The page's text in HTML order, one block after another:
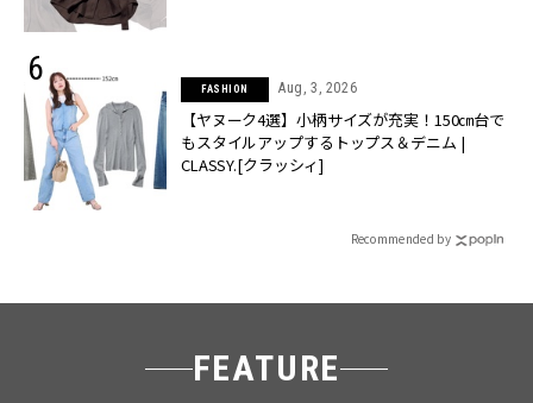
FASHION Aug, 3, 2026
【ヤヌーク4選】小柄サイズが充実！150㎝台で
もスタイルアップするトップス＆デニム |
CLASSY.[クラッシィ]
Recommended by
FEATURE